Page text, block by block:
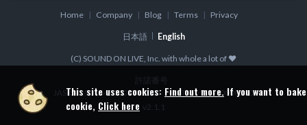
Home Company Blog Terms Privacy
日本語 English
(C) SOUND ON LIVE, Inc. with whole a lot of ♥
許諾番号
JASRAC:9016480001Y30005 NexTone: ID000000300
v2.1.1
This site uses cookies: Find out more.If you want to bake
cookie, Click here